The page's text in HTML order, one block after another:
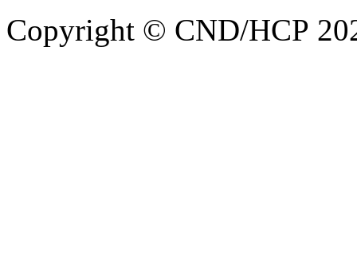
Copyright © CND/HCP